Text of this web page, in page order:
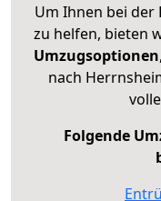
Um Ihnen bei der
zu helfen, bieten
Umzugsoptionen
nach
Folgende